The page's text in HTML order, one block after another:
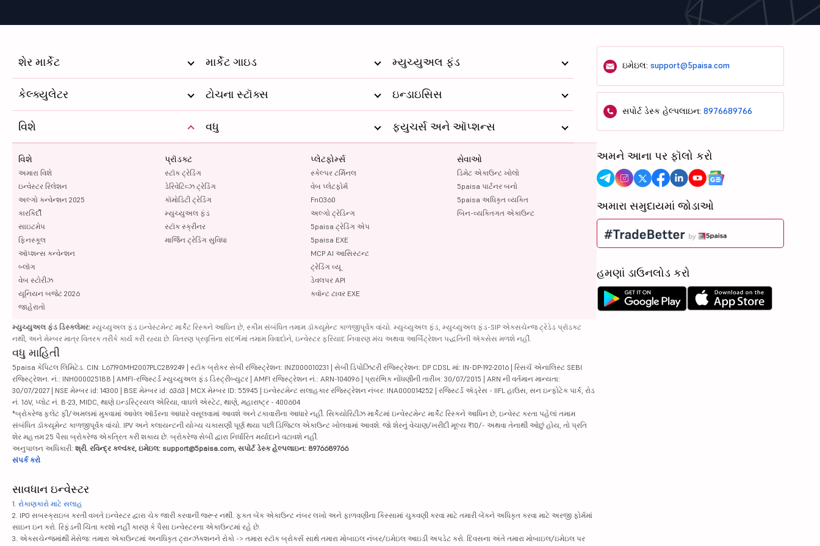
શેર માર્કેટ માર્કેટ ગાઇડ મ્યુચ્યુઅલ ફંડ
કેલ્ક્યુલેટર ટોચના સ્ટૉક્સ ઇન્ડાઇસિસ
વિશે
વિશે
અમારા વિશે
ઇન્વેસ્ટર રિલેશન
અલ્ગો કન્વેન્શન 2025
કારકિર્દી
સાઇટમેપ
ફિનસ્કૂલ
ઑપ્શન્સ કન્વેન્શન
બ્લૉગ
વેબ સ્ટોરીઝ
યૂનિયન બજેટ 2026
જાહેરાતો
પ્રૉડક્ટ
સ્ટૉક ટ્રેડિંગ
ડેરિવેટિવ્ઝ ટ્રેડિંગ
કૉમોડિટી ટ્રેડિંગ
મ્યુચ્યુઅલ ફંડ
સ્ટૉક સ્ક્રીનર
માર્જિન ટ્રેડિંગ સુવિધા
પ્લેટફોર્મ્સ
સ્કેલ્પર ટર્મિનલ
વેબ પ્લેટફોર્મ
FnO360
અલ્ગો ટ્રેડિન્ગ
5paisa ટ્રેડિંગ એપ
5paisa EXE
MCP AI આસિસ્ટન્ટ
ટ્રેડિંગ વ્યૂ
ડેવલપર API
ક્વૉન્ટ ટાવર EXE
સેવાઓ
ડિમેટ એકાઉન્ટ ખોલો
5paisa પાર્ટનર બનો
5paisa અધિકૃત વ્યક્તિ
બિન-વ્યક્તિગત એકાઉન્ટ
વધુ ફ્યુચર્સ અને ઑપ્શન્સ
મ્યુચ્યુઅલ ફંડ ડિસ્ક્લેમર: મ્યુચ્યુઅલ ફંડ ઇન્વેસ્ટમેન્ટ માર્કેટ રિસ્કને આધિન છે, સ્કીમ સંબંધિત તમામ ડૉક્યૂમેન્ટ કાળજીપૂર્વક વાંચો. મ્યુચ્યુઅલ ફંડ, મ્યુચ્યુઅલ ફંડ-SIP એક્સચેન્જ ટ્રેડેડ પ્રૉડક્ટ
નથી, અને મેમ્બર માત્ર વિતરક તરીકે કાર્ય કરી રહ્યા છે. વિતરણ પ્રવૃત્તિના સંદર્ભમાં તમામ વિવાદોને, ઇન્વેસ્ટર ફરિયાદ નિવારણ મંચ અથવા આર્બિટ્રેશન પદ્ધતિની ઍક્સેસ મળશે નહીં.
વધુ માહિતી
5paisa કેપિટલ લિમિટેડ. CIN: L67190MH2007PLC289249 | સ્ટૉક બ્રોકર સેબી રજિસ્ટ્રેશન: INZ000010231 | સેબી ડિપોઝિટરી રજિસ્ટ્રેશન: DP CDSL માં: IN-DP-192-2016 | રિસર્ચ એનાલિસ્ટ SEBI
રજિસ્ટ્રેશન. નં.: INH000025188 | AMFI-રજિસ્ટર્ડ મ્યુચ્યુઅલ ફંડ ડિસ્ટ્રીબ્યુટર | AMFI રજિસ્ટ્રેશન નં.: ARN-104096 | પ્રારંભિક નોંધણીની તારીખ: 30/07/2015 | ARN ની વર્તમાન માન્યતા:
30/07/2027 | NSE મેમ્બર id: 14300 | BSE મેમ્બર id: 6363 | MCX મેમ્બર ID: 55945 | ઇન્વેસ્ટમેન્ટ સલાહકાર રજિસ્ટ્રેશન નંબર: INA000014252 | રજિસ્ટર્ડ ઍડ્રેસ - IIFL હાઉસ, સન ઇન્ફોટેક પાર્ક, રોડ
નં. 16V, પ્લોટ નં. B-23, MIDC, થાણે ઇન્ડસ્ટ્રિયલ એરિયા, વાઘલે એસ્ટેટ, થાણે, મહારાષ્ટ્ર - 400604
*બ્રોકરેજ ફ્લેટ ફી/અમલમાં મુકવામાં આવેલ ઑર્ડરના આધારે વસૂલવામાં આવશે અને ટકાવારીના આધારે નહીં. સિક્યોરિટીઝ માર્કેટમાં ઇન્વેસ્ટમેન્ટ માર્કેટ રિસ્કને આધિન છે, ઇન્વેસ્ટ કરતા પહેલાં તમામ
સંબંધિત ડૉક્યૂમેન્ટ કાળજીપૂર્વક વાંચો. IPV અને ક્લાયન્ટની યોગ્ય ચકાસણી પૂર્ણ થયા પછી ડિજિટલ એકાઉન્ટ ખોલવામાં આવશે. જો શેરનું વેચાણ/ખરીદી મૂલ્ય ₹10/- અથવા તેનાથી ઓછું હોય, તો પ્રતિ
શેર મહત્તમ 25 પૈસા બ્રોકરેજ એકત્રિત કરી શકાય છે. બ્રોકરેજ સેબી દ્વારા નિર્ધારિત મર્યાદાને વટાવશે નહીં.
અનુપાલન અધિકારી: શ્રી. રવિન્દ્ર કલ્વંકર, ઇમેઇલ: support@5paisa.com, સપોર્ટ ડેસ્ક હેલ્પલાઇન: 8976689766
સંપર્ક કરો
સાવધાન ઇન્વેસ્ટર
1. રોકાણકારો માટે સલાહ
2. IPO સબસ્ક્રાઇબ કરતી વખતે ઇન્વેસ્ટર દ્વારા ચેક જારી કરવાની જરૂર નથી. ફક્ત બેંક એકાઉન્ટ નંબર લખો અને ફાળવણીના કિસ્સામાં ચુકવણી કરવા માટે તમારી બેંકને અધિકૃત કરવા માટે અરજી ફોર્મમાં
સાઇન ઇન કરો. રિફંડની ચિંતા કરશો નહીં કારણ કે પૈસા ઇન્વેસ્ટરના એકાઉન્ટમાં રહે છે.
3. એક્સચેન્જમાંથી મેસેજ: તમારા એકાઉન્ટમાં અનધિકૃત ટ્રાન્ઝૅક્શનને રોકો -> તમારા સ્ટૉક બ્રોકર્સ સાથે તમારા મોબાઇલ નંબર/ઇમેઇલ આઇડી અપડેટ કરો. દિવસના અંતે તમારા મોબાઇલ/ઇમેઇલ પર
ઇમેઇલ:support@5paisa.com
સપોર્ટ ડેસ્ક હેલ્પલાઇન:8976689766
અમને આના પર ફૉલો કરો
અમારા સમુદાયમાં જોડાઓ
હમણાં ડાઉનલોડ કરો